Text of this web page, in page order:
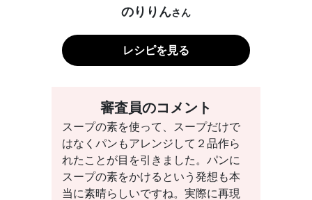
のりりんさん
レシピを見る
審査員のコメント
スープの素を使って、スープだけで
はなくパンもアレンジして２品作ら
れたことが目を引きました。パンに
スープの素をかけるという発想も本
当に素晴らしいですね。実際に再現